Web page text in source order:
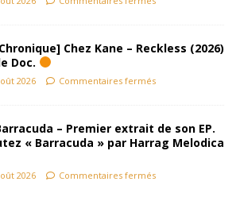
Chez Kane – Reckless (2026)
Doc.
2026 Commentaires fermés
– Premier extrait de son EP.
« Barracuda » par Harrag Melodica
2026 Commentaires fermés